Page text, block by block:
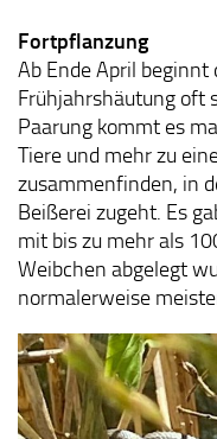
Fortpflanzung
Ab Ende April beginnt
Frühjahrshäutung oft
Paarung kommt es
Tiere und mehr zu
zusammenfinden, in
Beißerei zugeht. Es
mit bis zu mehr als
Weibchen abgelegt
normalerweise